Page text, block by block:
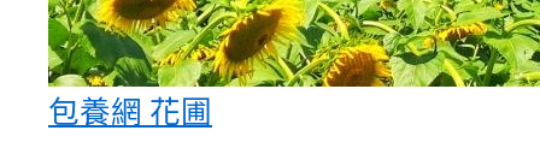
包養網 花圃